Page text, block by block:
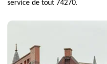
service de tout 74270.